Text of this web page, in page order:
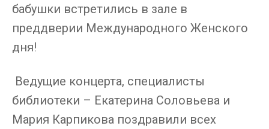
бабушки встретились в зале в
преддверии Международного Женского
дня!
Ведущие концерта, специалисты
библиотеки – Екатерина Соловьева и
Мария Карпикова поздравили всех